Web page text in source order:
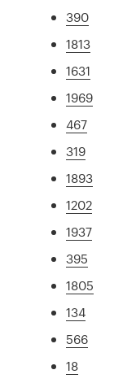
390
1813
1631
1969
467
319
1893
1202
1937
395
1805
134
566
18